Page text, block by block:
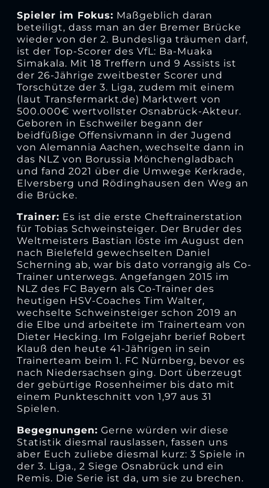
Spieler im Fokus: Maßgeblich daran
beteiligt, dass man an der Bremer Brücke
wieder von der 2. Bundesliga träumen darf,
ist der Top-Scorer des VfL: Ba-Muaka
Simakala. Mit 18 Treffern und 9 Assists ist
der 26-Jährige zweitbester Scorer und
Torschütze der 3. Liga, zudem mit einem
(laut Transfermarkt.de) Marktwert von
500.000€ wertvollster Osnabrück-Akteur.
Geboren in Eschweiler begann der
beidfüßige Offensivmann in der Jugend
von Alemannia Aachen, wechselte dann in
das NLZ von Borussia Mönchengladbach
und fand 2021 über die Umwege Kerkrade,
Elversberg und Rödinghausen den Weg an
die Brücke.
Trainer: Es ist die erste Cheftrainerstation
für Tobias Schweinsteiger. Der Bruder des
Weltmeisters Bastian löste im August den
nach Bielefeld gewechselten Daniel
Scherning ab, war bis dato vorrangig als Co-
Trainer unterwegs. Angefangen 2015 im
NLZ des FC Bayern als Co-Trainer des
heutigen HSV-Coaches Tim Walter,
wechselte Schweinsteiger schon 2019 an
die Elbe und arbeitete im Trainerteam von
Dieter Hecking. Im Folgejahr berief Robert
Klauß den heute 41-Jährigen in sein
Trainerteam beim 1. FC Nürnberg, bevor es
nach Niedersachsen ging. Dort überzeugt
der gebürtige Rosenheimer bis dato mit
einem Punkteschnitt von 1,97 aus 31
Spielen.
Begegnungen: Gerne würden wir diese
Statistik diesmal rauslassen, fassen uns
aber Euch zuliebe diesmal kurz: 3 Spiele in
der 3. Liga., 2 Siege Osnabrück und ein
Remis. Die Serie ist da, um sie zu brechen.